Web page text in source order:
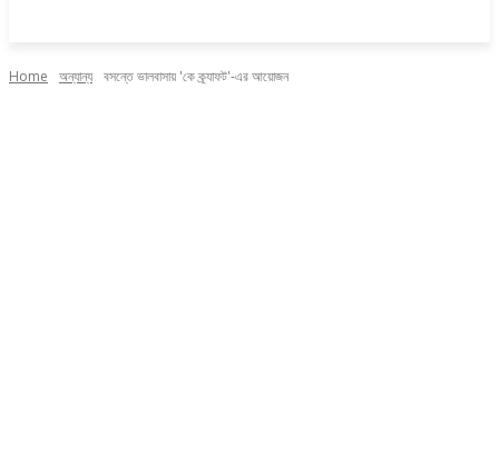
Home অন্যান্য বসন্তে ভালবাসায় 'কে ক্র্যাফট'-এর আয়োজন